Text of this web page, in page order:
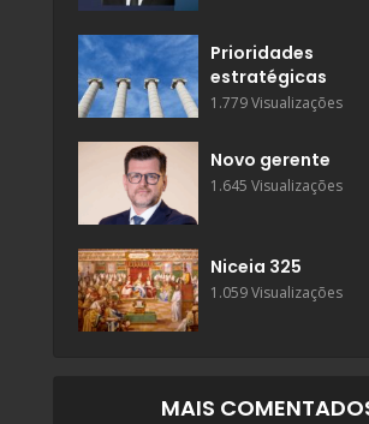
Prioridades
estratégicas
1.779 Visualizações
Novo gerente
1.645 Visualizações
Niceia 325
1.059 Visualizações
MAIS